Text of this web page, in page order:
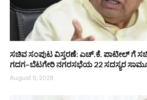
ಸಚಿವ ಸಂಪುಟ ವಿಸ್ತರಣೆ: ಎಚ್.ಕೆ. ಪಾಟೀಲ್ ಗೆ ಸಚಿವ
ಗದಗ–ಬೆಟಗೇರಿ ನಗರಸಭೆಯ 22 ಸದಸ್ಯರ
August 5, 2026